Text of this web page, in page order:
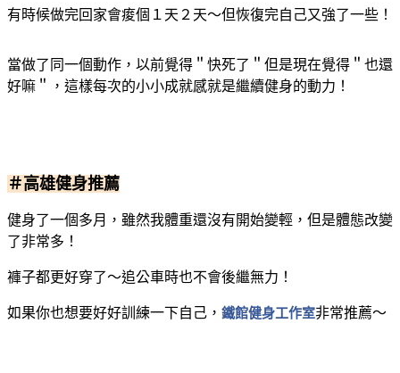
有時候做完回家會痠個１天２天～但恢復完自己又強了一些！
當做了同一個動作，以前覺得＂快死了＂但是現在覺得＂也還
好嘛＂，這樣每次的小小成就感就是繼續健身的動力！
＃高雄健身推薦
健身了一個多月，雖然我體重還沒有開始變輕，但是體態改變
了非常多！
褲子都更好穿了～追公車時也不會後繼無力！
如果你也想要好好訓練一下自己， 鐵館健身工作室非常推薦～